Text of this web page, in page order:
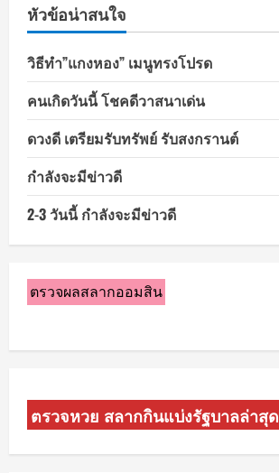
หัวข้อน่าสนใจ
วิธีทำ”แกงหอง” เมนูทรงโปรด
คนเกิดวันนี้ โชคดีวาสนาเด่น
ดวงดี เตรียมรับทรัพย์ รับสงกรานต์
กำลังจะมีข่าวดี
2-3 วันนี้ กำลังจะมีข่าวดี
ตรวจผลสลากออมสิน
ตรวจหวย สลากกินแบ่งรัฐบาลล่าสุด